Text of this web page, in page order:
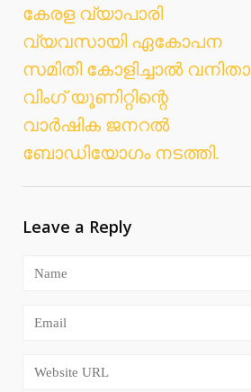
Post
navigation
കേരള വ്യാപാരി
വ്യവസായി ഏകോപന
സമിതി കോളിച്ചാൽ വനിതാ
വിംഗ് യൂണിറ്റിന്റെ
വാർഷിക ജനറൽ
ബോഡിയോഗം നടത്തി.
Leave a Reply